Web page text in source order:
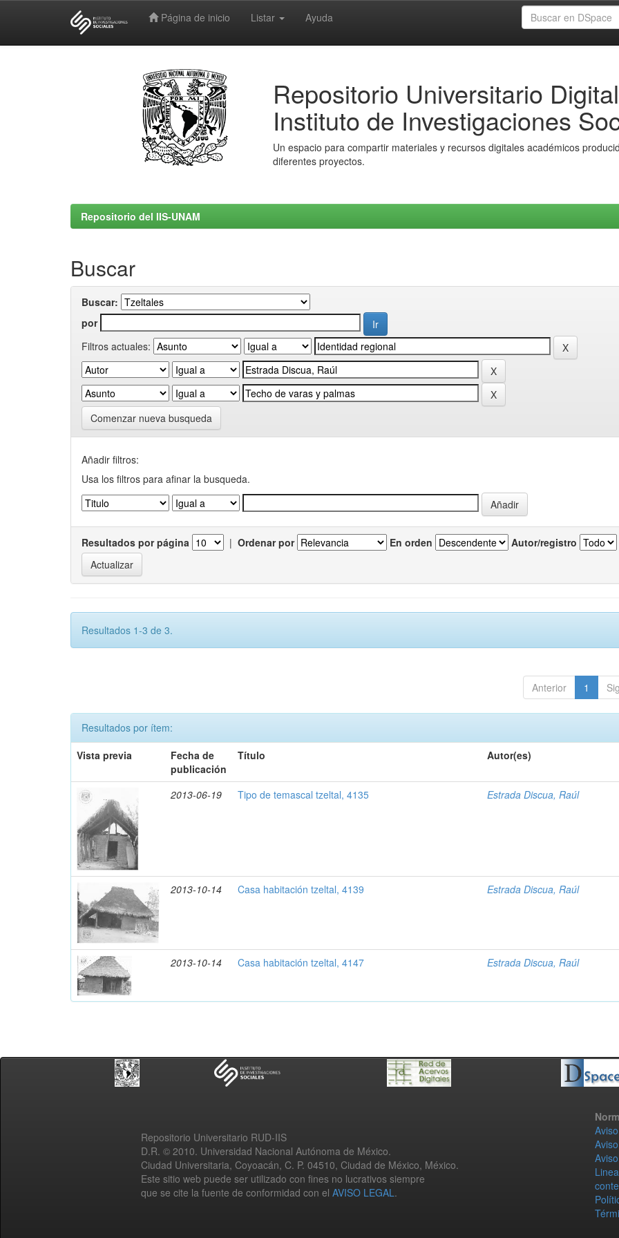
Página de inicio Listar Ayuda
Repositorio Universitario Digital
Instituto de Investigaciones
Un espacio para compartir materiales y recursos digitales académicos
diferentes proyectos.
Repositorio del IIS-UNAM
Buscar
Buscar:
por
Filtros actuales:
Comenzar nueva busqueda
Añadir filtros:
Usa los filtros para afinar la busqueda.
Resultados por página | Ordenar por En orden Autor/registro
Resultados 1-3 de 3.
Anterior 1
Resultados por ítem:
Vista previa
Fecha de
publicación
Título Autor(es)
2013-06-19 Tipo de temascal tzeltal, 4135 Estrada Discua, Raúl
2013-10-14 Casa habitación tzeltal, 4139 Estrada Discua, Raúl
2013-10-14 Casa habitación tzeltal, 4147 Estrada Discua, Raúl
Repositorio Universitario RUD-IIS
D.R. © 2010. Universidad Nacional Autónoma de México.
Ciudad Universitaria, Coyoacán, C. P. 04510, Ciudad de México, México.
Este sitio web puede ser utilizado con fines no lucrativos siempre
que se cite la fuente de conformidad con el AVISO LEGAL.